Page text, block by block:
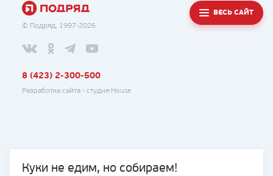
Куки не едим, но собираем!
© Подряд, 1997-2026
ВЕСЬ САЙТ
8 (423) 2-300-500
Разработка сайта - студия House